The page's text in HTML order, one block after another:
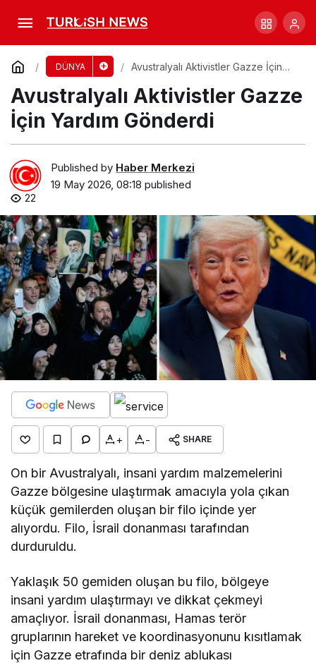
DÜNYA
Avustralyalı Aktivistler Gazze İçin
Avustralyalı Aktivistler Gazze
İçin Yardım Gönderdi
Published by Haber Merkezi
19 May 2026, 08:18 published
22
+ - SHARE
On bir Avustralyalı, insani yardım malzemelerini
Gazze bölgesine ulaştırmak amacıyla yola çıkan
küçük gemilerden oluşan bir filo içinde yer
alıyordu. Filo, İsrail donanması tarafından
durduruldu.
Yaklaşık 50 gemiden oluşan bu filo, bölgeye
insani yardım ulaştırmayı ve dikkat çekmeyi
amaçlıyor. İsrail donanması, Hamas terör
gruplarının hareket ve koordinasyonunu kısıtlamak
için Gazze etrafında bir deniz ablukası
San Diego’da Camide Silahlı Saldırı: İki Ölü
Comment Share